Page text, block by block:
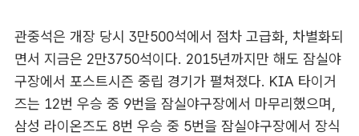
관중석은 개장 당시 3만500석에서 점차 고급화, 차별화되
면서 지금은 2만3750석이다. 2015년까지만 해도 잠실야
구장에서 포스트시즌 중립 경기가 펼쳐졌다. KIA 타이거
즈는 12번 우승 중 9번을 잠실야구장에서 마무리했으며,
삼성 라이온즈도 8번 우승 중 5번을 잠실야구장에서 장식